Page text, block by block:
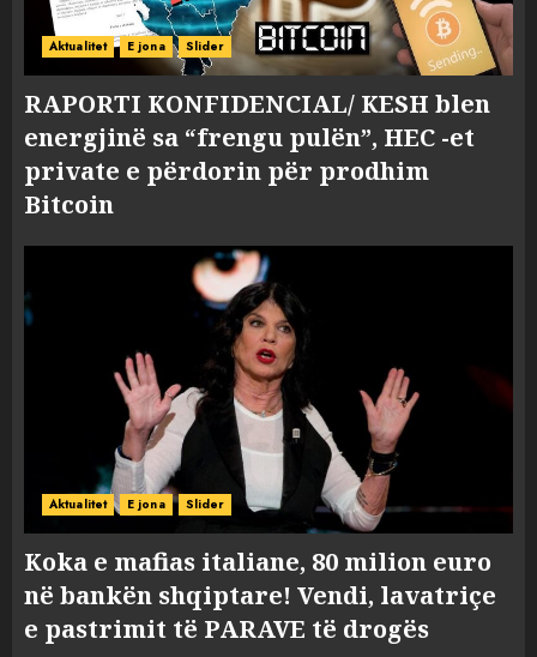
Aktualitet E jona Slider
RAPORTI KONFIDENCIAL/ KESH blen
energjinë sa “frengu pulën”, HEC -et
private e përdorin për prodhim
Bitcoin
Aktualitet E jona Slider
Koka e mafias italiane, 80 milion euro
në bankën shqiptare! Vendi, lavatriçe
e pastrimit të PARAVE të drogës